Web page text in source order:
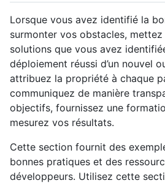
Lorsque vous avez identifié la
surmonter vos obstacles, mettez
solutions que vous avez
déploiement réussi d’un nouvel
attribuez la propriété à chaque
communiquez de manière
objectifs, fournissez une
mesurez vos résultats.
Cette section fournit des
bonnes pratiques et des
développeurs. Utilisez cette